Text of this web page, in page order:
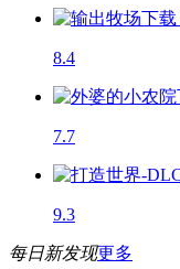
8.4
7.7
9.3
每日新发现更多